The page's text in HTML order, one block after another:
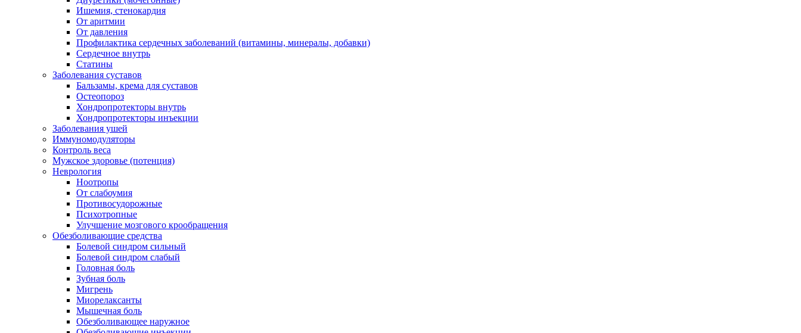
Ишемия, стенокардия
От аритмии
От давления
Профилактика сердечных заболеваний (витамины, минералы, добавки)
Сердечное внутрь
Статины
Заболевания суставов
Бальзамы, крема для суставов
Остеопороз
Хондропротекторы внутрь
Хондропротекторы инъекции
Заболевания ушей
Иммуномодуляторы
Контроль веса
Мужское здоровье (потенция)
Неврология
Ноотропы
От слабоумия
Противосудорожные
Психотропные
Улучшение мозгового крообращения
Обезболивающие средства
Болевой синдром сильный
Болевой синдром слабый
Головная боль
Зубная боль
Мигрень
Миорелаксанты
Мышечная боль
Обезболивающее наружное